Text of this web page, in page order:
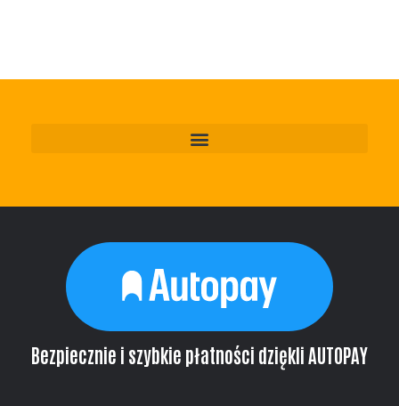
Bezpiecznie i szybkie płatności dziękli AUTOPAY